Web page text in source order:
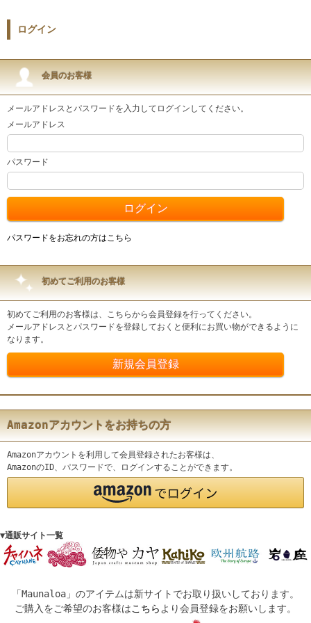
ログイン
会員のお客様
メールアドレスとパスワードを入力してログインしてください。
メールアドレス
パスワード
パスワードをお忘れの方はこちら
初めてご利用のお客様
初めてご利用のお客様は、こちらから会員登録を行ってください。
メールアドレスとパスワードを登録しておくと便利にお買い物ができるように
なります。
Amazonアカウントをお持ちの方
Amazonアカウントを利用して会員登録されたお客様は、
AmazonのID、パスワードで、ログインすることができます。
▼通販サイト一覧
「Maunaloa」のアイテムは新サイトでお取り扱いしております。
ご購入をご希望のお客様はこちら より会員登録をお願いします。